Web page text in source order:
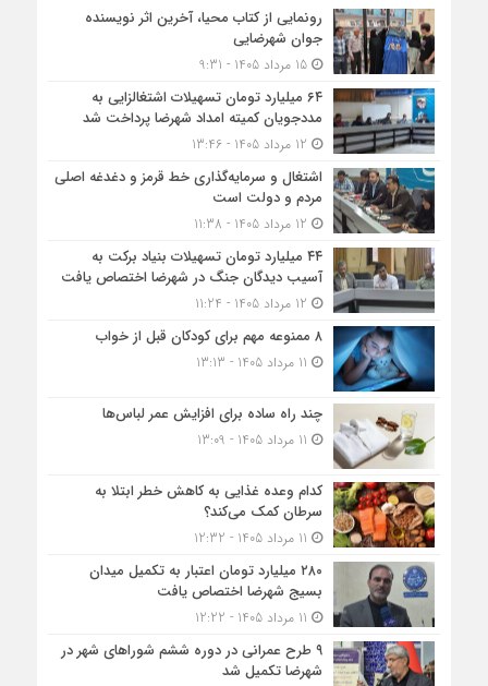
رونمایی از کتاب محیا، آخرین اثر نویسنده
جوان شهرضایی
15 مرداد 1405 - 9:31
۶۴ میلیارد تومان تسهیلات اشتغالزایی به
مددجویان کمیته امداد شهرضا پرداخت شد
اشتغال و سرمایه‌گذاری خط قرمز و دغدغه اصلی
مردم و دولت است
۴۴ میلیارد تومان تسهیلات بنیاد برکت به
آسیب دیدگان جنگ در شهرضا اختصاص یافت
۸ ممنوعه مهم برای کودکان قبل از خواب
چند راه ساده برای افزایش عمر لباس‌ها
کدام وعده غذایی به کاهش خطر ابتلا به
سرطان کمک می‌کند؟
۲۸۰ میلیارد تومان اعتبار به تکمیل میدان
بسیج شهرضا اختصاص یافت
۹ طرح عمرانی در دوره ششم شوراهای شهر در
شهرضا تکمیل شد